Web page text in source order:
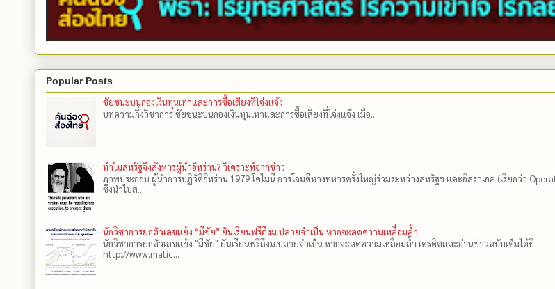
Popular Posts
ชัยชนะบนกองเงินทุนเทาและการซื้อเสียงที่โจ่งแจ้ง
บทความกึ่งวิชาการ ชัยชนะบนกองเงินทุนเทาและการซื้อเสียงที่โจ่งแจ้ง เมื่อ...
ทำไมสหรัฐจึงสังหารผู้นำอิหร่าน? วิเคราะห์จากข่าว
ภาพประกอบ ผู้นำการปฏิวัติอิหร่าน 1979 โคไมนี การโจมตีทางทหารครั้งใหญ่ร่วมระหว่างสหรัฐฯ และอิสราเอล (เรียกว่า
ซึ่งนำไปส...
นักวิชาการยกตัวเลขแย้ง “มีชัย” ยันเรียนฟรีถึงม.ปลายจำเป็น หากจะลดความเหลื่อมล้ำ
นักวิชาการยกตัวเลขแย้ง "มีชัย" ยันเรียนฟรีถึงม.ปลายจำเป็น หากจะลดความเหลื่อมล้ำ เครดิตและอ่านข่าวฉบับเต็มได้ที่
http://www.matic...